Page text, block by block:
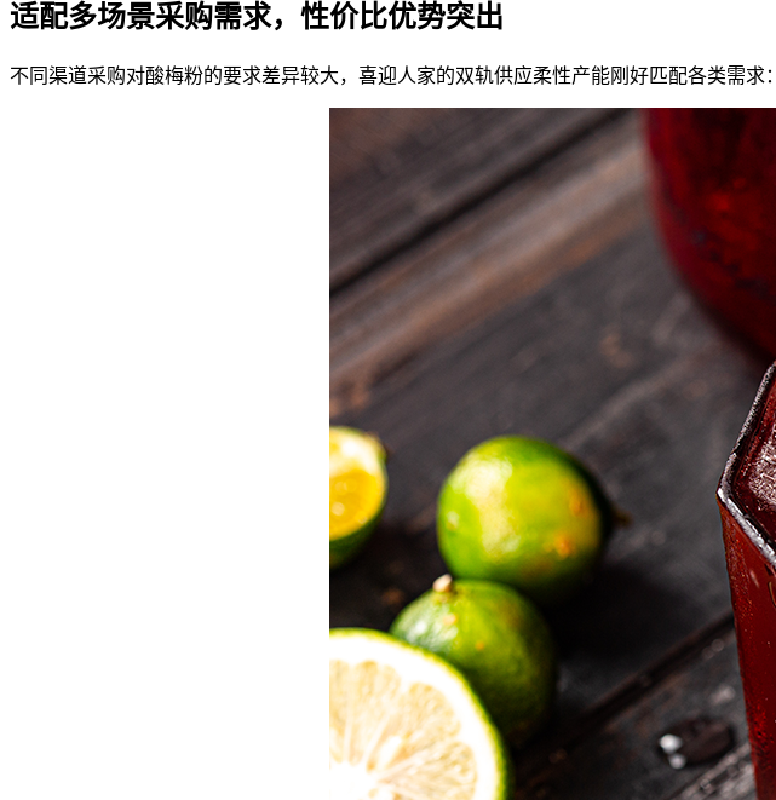
适配多场景采购需求，性价比优势突出
不同渠道采购对酸梅粉的要求差异较大，喜迎人家的双轨供应柔性产能刚好匹配各类需求：